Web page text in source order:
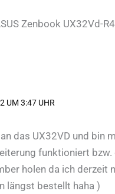
Zenbook UX32Vd-
UM 3:47 UHR
das UX32VD und bin
funktioniert
holen da ich derzeit
längst bestellt haha )